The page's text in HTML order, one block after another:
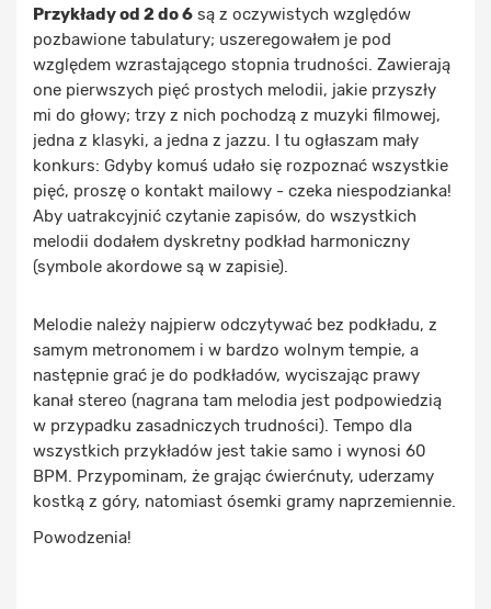
Przykłady od 2 do 6 są z oczywistych względów
pozbawione tabulatury; uszeregowałem je pod
względem wzrastającego stopnia trudności. Zawierają
one pierwszych pięć prostych melodii, jakie przyszły
mi do głowy; trzy z nich pochodzą z muzyki filmowej,
jedna z klasyki, a jedna z jazzu. I tu ogłaszam mały
konkurs: Gdyby komuś udało się rozpoznać wszystkie
pięć, proszę o kontakt mailowy - czeka niespodzianka!
Aby uatrakcyjnić czytanie zapisów, do wszystkich
melodii dodałem dyskretny podkład harmoniczny
(symbole akordowe są w zapisie).
Melodie należy najpierw odczytywać bez podkładu, z
samym metronomem i w bardzo wolnym tempie, a
następnie grać je do podkładów, wyciszając prawy
kanał stereo (nagrana tam melodia jest podpowiedzią
w przypadku zasadniczych trudności). Tempo dla
wszystkich przykładów jest takie samo i wynosi 60
BPM. Przypominam, że grając ćwierćnuty, uderzamy
kostką z góry, natomiast ósemki gramy naprzemiennie.
Powodzenia!